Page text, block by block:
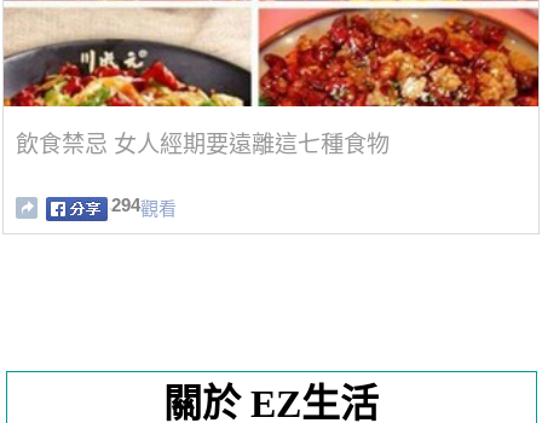
飲食禁忌 女人經期要遠離這七種食物
294觀看
關於 EZ生活